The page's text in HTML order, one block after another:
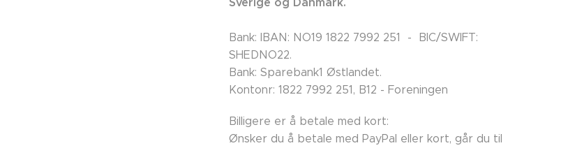
Bank: IBAN: NO19 1822 7992 251 - BIC/SWIFT:
SHEDNO22.
Bank: Sparebank1 Østlandet.
Kontonr: 1822 7992 251, B12 - Foreningen
Billigere er å betale med kort:
Ønsker du å betale med PayPal eller kort, går du til